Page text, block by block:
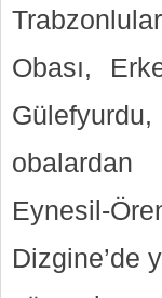
Obası,
obalardan
Eynesil-
Dizgine’de